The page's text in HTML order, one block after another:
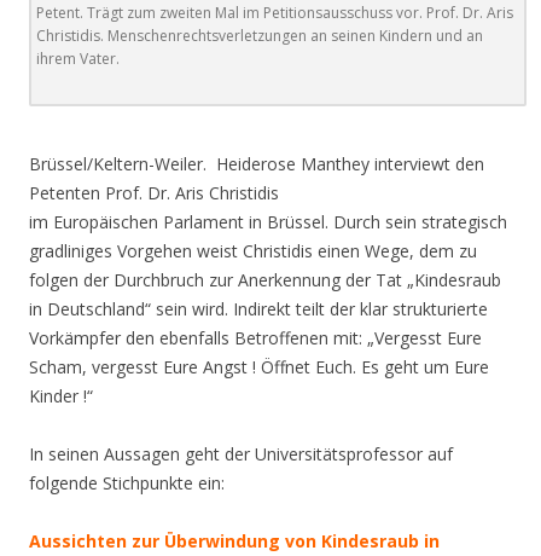
Petent. Trägt zum zweiten Mal im Petitionsausschuss vor. Prof. Dr. Aris
Christidis. Menschenrechtsverletzungen an seinen Kindern und an
ihrem Vater.
Brüssel/Keltern-Weiler. Heiderose Manthey interviewt den
Petenten Prof. Dr. Aris Christidis
im Europäischen Parlament in Brüssel. Durch sein strategisch
gradliniges Vorgehen weist Christidis einen Wege, dem zu
folgen der Durchbruch zur Anerkennung der Tat „Kindesraub
in Deutschland“ sein wird. Indirekt teilt der klar strukturierte
Vorkämpfer den ebenfalls Betroffenen mit: „Vergesst Eure
Scham, vergesst Eure Angst ! Öffnet Euch. Es geht um Eure
Kinder !“
In seinen Aussagen geht der Universitätsprofessor auf
folgende Stichpunkte ein:
Aussichten zur Überwindung von Kindesraub in